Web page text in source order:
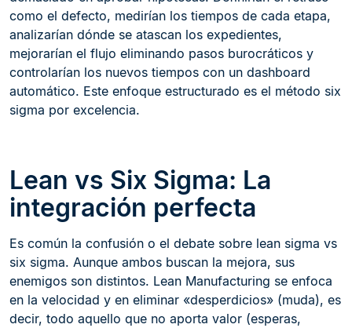
como el defecto, medirían los tiempos de cada etapa,
analizarían dónde se atascan los expedientes,
mejorarían el flujo eliminando pasos burocráticos y
controlarían los nuevos tiempos con un dashboard
automático. Este enfoque estructurado es el método six
sigma por excelencia.
Lean vs Six Sigma: La
integración perfecta
Es común la confusión o el debate sobre lean sigma vs
six sigma. Aunque ambos buscan la mejora, sus
enemigos son distintos. Lean Manufacturing se enfoca
en la velocidad y en eliminar «desperdicios» (muda), es
decir, todo aquello que no aporta valor (esperas,